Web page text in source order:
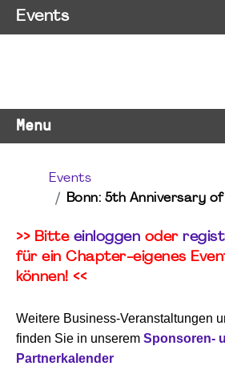
Menu
Events
Bonn: 5th Anniversary of
>> Bitte einloggen oder
für ein Chapter-eigenes
können! <<
Weitere Business-Veranstaltungen
finden Sie in unserem Sponsoren-
Partnerkalender
Events